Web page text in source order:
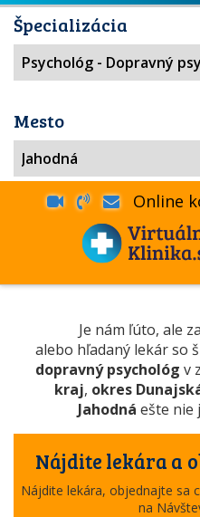
Špecializácia
Mesto
Online
Je nám ľúto, ale
alebo hľadaný lekár so
dopravný psychológ v
kraj, okres
Jahodná ešte nie
Nájdite lekára a
Nájdite lekára, objednajte sa
na